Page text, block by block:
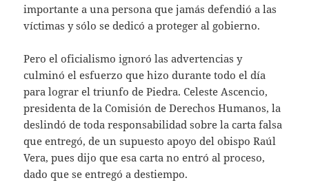
importante a una persona que jamás defendió a las
víctimas y sólo se dedicó a proteger al gobierno.
Pero el oficialismo ignoró las advertencias y
culminó el esfuerzo que hizo durante todo el día
para lograr el triunfo de Piedra. Celeste Ascencio,
presidenta de la Comisión de Derechos Humanos, la
deslindó de toda responsabilidad sobre la carta falsa
que entregó, de un supuesto apoyo del obispo Raúl
Vera, pues dijo que esa carta no entró al proceso,
dado que se entregó a destiempo.